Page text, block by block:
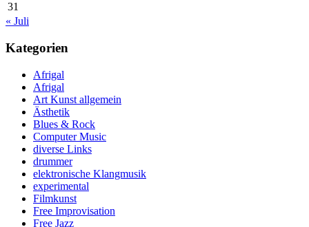
31
« Juli
Kategorien
Afrigal
Afrigal
Art Kunst allgemein
Ästhetik
Blues & Rock
Computer Music
diverse Links
drummer
elektronische Klangmusik
experimental
Filmkunst
Free Improvisation
Free Jazz